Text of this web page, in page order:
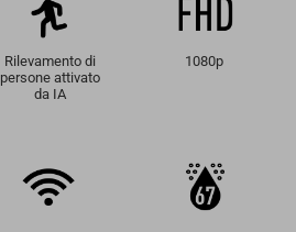
Rilevamento di
persone attivato
da IA
1080p